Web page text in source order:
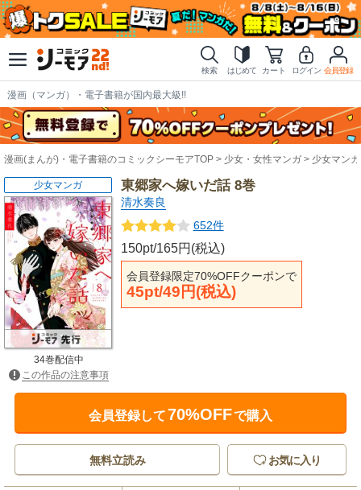
検索 はじめて カート ログイン 会員登録
漫画（マンガ）・電子書籍が国内最大級!!
漫画(まんが)・電子書籍のコミックシーモアTOP 少女・女性マンガ 少女マンガ
東郷家へ嫁いだ話 8巻
清水奏良
652件
150pt/165円(税込)
会員登録限定70%OFFクーポンで
45pt/49円(税込)
少女マンガ
34巻配信中
この作品の注意事項
会員登録して70%OFFで購入
無料立読み お気に入り